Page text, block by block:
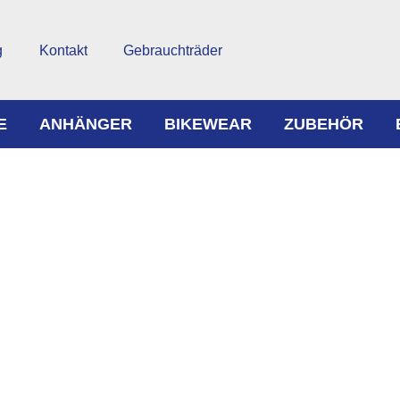
Kontakt Gebrauchträder
ANHÄNGER BIKEWEAR ZUBEHÖR